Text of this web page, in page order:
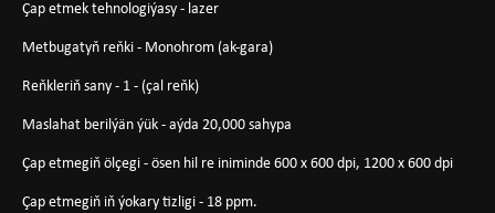
Çap etmek tehnologiýasy - lazer
Metbugatyň reňki - Monohrom (ak-gara)
Reňkleriň sany - 1 - (çal reňk)
Maslahat berilýän ýük - aýda 20,000 sahypa
Çap etmegiň ölçegi - ösen hil re iniminde 600 x 600 dpi, 1200 x 600 dpi
Çap etmegiň iň ýokary tizligi - 18 ppm.